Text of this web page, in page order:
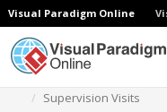
Visual Paradigm Online
Supervision Visits